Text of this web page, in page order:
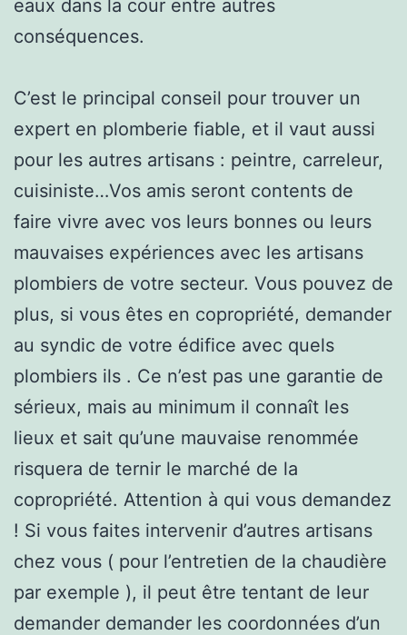
eaux dans la cour entre autres
conséquences.
C’est le principal conseil pour trouver un
expert en plomberie fiable, et il vaut aussi
pour les autres artisans : peintre, carreleur,
cuisiniste…Vos amis seront contents de
faire vivre avec vos leurs bonnes ou leurs
mauvaises expériences avec les artisans
plombiers de votre secteur. Vous pouvez de
plus, si vous êtes en copropriété, demander
au syndic de votre édifice avec quels
plombiers ils . Ce n’est pas une garantie de
sérieux, mais au minimum il connaît les
lieux et sait qu’une mauvaise renommée
risquera de ternir le marché de la
copropriété. Attention à qui vous demandez
! Si vous faites intervenir d’autres artisans
chez vous ( pour l’entretien de la chaudière
par exemple ), il peut être tentant de leur
demander demander les coordonnées d’un